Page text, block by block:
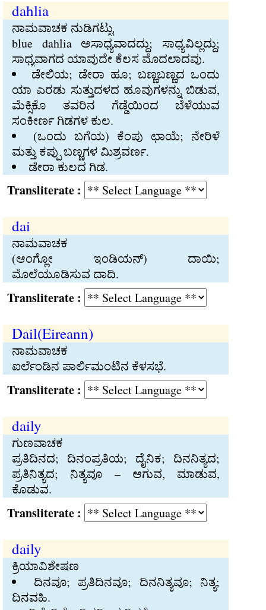
dahlia
ನಾಮವಾಚಕ ನುಡಿಗಟ್ಟು
blue dahlia ಅಸಾಧ್ಯವಾದದ್ದು; ಸಾಧ್ಯವಿಲ್ಲದ್ದು;
ಸಾಧ್ಯವಾಗದ ಯಾವುದೇ ಕೆಲಸ ಮೊದಲಾದವು.
ಡೇಲಿಯ; ಡೇರಾ ಹೂ; ಬಣ್ಣಬಣ್ಣದ ಒಂದು
ಯಾ ಎರಡು ಸುತ್ತುದಳದ ಹೂವುಗಳನ್ನು ಬಿಡುವ,
ಮೆಕ್ಸಿಕೊ ತವರಿನ ಗೆಡ್ಡೆಯಿಂದ ಬೆಳೆಯುವ
ಸಂಕೀರ್ಣ ಗಿಡಗಳ ಕುಲ.
(ಒಂದು ಬಗೆಯ) ಕೆಂಪು ಛಾಯೆ; ನೇರಿಳೆ
ಮತ್ತು ಕಪ್ಪು ಬಣ್ಣಗಳ ಮಿಶ್ರವರ್ಣ.
ಡೇರಾ ಕುಲದ ಗಿಡ.
:
dai
ನಾಮವಾಚಕ
(ಆಂಗ್ಲೋ ಇಂಡಿಯನ್‍) ದಾಯಿ;
ಮೊಲೆಯೂಡಿಸುವ ದಾದಿ.
:
Dail(Eireann)
ನಾಮವಾಚಕ
ಐರ್ಲೆಂಡಿನ ಪಾರ್ಲಿಮಂಟಿನ ಕೆಳಸಭೆ.
:
daily
ಗುಣವಾಚಕ
ಪ್ರತಿದಿನದ; ದಿನಂಪ್ರತಿಯ; ದೈನಿಕ; ದಿನನಿತ್ಯದ;
ಪ್ರತಿನಿತ್ಯದ; ನಿತ್ಯವೂ – ಆಗುವ, ಮಾಡುವ,
ಕೊಡುವ.
:
daily
ಕ್ರಿಯಾವಿಶೇಷಣ
ದಿನವೂ; ಪ್ರತಿದಿನವೂ; ದಿನನಿತ್ಯವೂ; ನಿತ್ಯ;
ದಿನವಹಿ.